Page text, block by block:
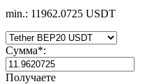
min.: 11962.0725 USDT
Сумма*:
Получаете